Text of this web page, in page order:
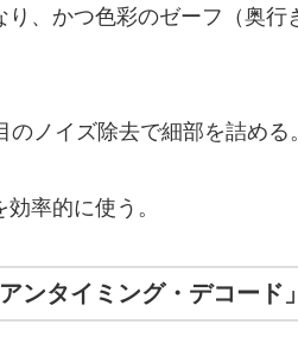
、かつ色彩のゼーフ（奥行
ノイズ除去で細部を詰める。
率的に使う。
ンタイミング・デコード」